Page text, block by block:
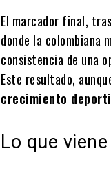
El marcador final, tras
donde la colombiana
consistencia de una
Este resultado,
crecimiento
Lo que